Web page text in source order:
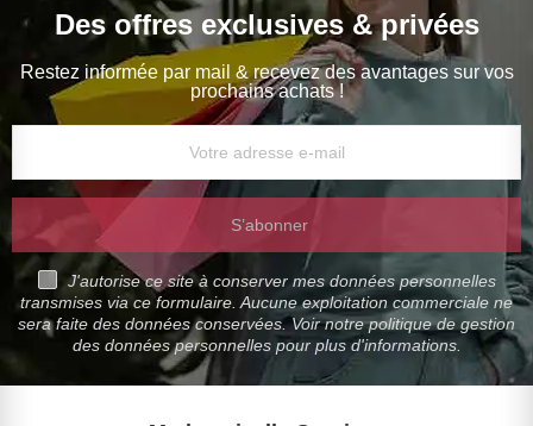
Des offres exclusives & privées
Restez informée par mail & recevez des avantages sur vos
prochains achats !
S’abonner
J'autorise ce site à conserver mes données personnelles
transmises via ce formulaire. Aucune exploitation commerciale ne
sera faite des données conservées. Voir notre politique de gestion
des données personnelles pour plus d'informations.